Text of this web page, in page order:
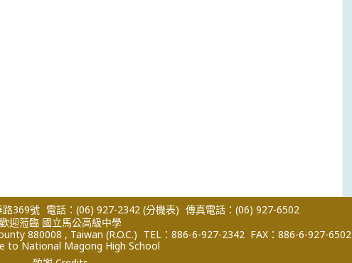
369號 電話：(06) 927-2342 (分機表) 傳真電話：(06) 927-6502
歡迎蒞臨 國立馬公高級中學
880008 , Taiwan (R.O.C.) TEL：886-6-927-2342 FAX：886-6-927-6502
to National Magong High School